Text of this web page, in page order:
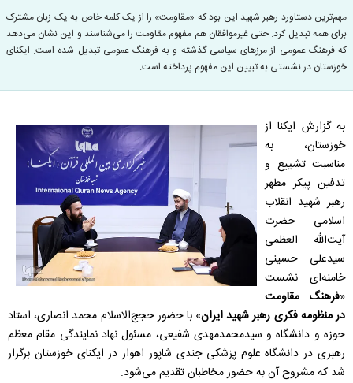
مهم‌ترین دستاورد رهبر شهید این بود که «مقاومت» را از یک کلمه خاص به یک زبان مشترک
برای همه تبدیل کرد. حتی غیرموافقان هم مفهوم مقاومت را می‌شناسند و این نشان می‌دهد
که فرهنگ عمومی از مرزهای سیاسی گذشته و به فرهنگ عمومی تبدیل شده است. ایکنای
خوزستان در نشستی به تبیین این مفهوم پرداخته است.
به گزارش ایکنا از
خوزستان، به
مناسبت تشییع و
تدفین پیکر مطهر
رهبر شهید انقلاب
اسلامی حضرت
آیت‌الله العظمی
سیدعلی حسینی
خامنه‌ای نشست
«فرهنگ مقاومت
در منظومه فکری رهبر شهید ایران» با حضور حجج‌الاسلام محمد انصاری، استاد
حوزه و دانشگاه و سیدمحمدمهدی شفیعی، مسئول نهاد نمایندگی مقام معظم
رهبری در دانشگاه علوم پزشکی جندی شاپور اهواز در ایکنای خوزستان برگزار
شد که مشروح آن به حضور مخاطبان تقدیم می‌شود.